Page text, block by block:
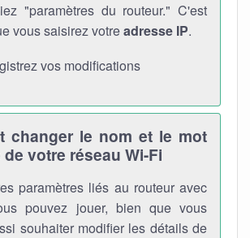
"paramètres du routeur." C'est
vous saisirez votreadresse IP.
vos modifications
changer le nom et le mot
votre réseau Wi-Fi
paramètres liés au routeur avec
pouvez jouer, bien que vous
souhaiter modifier les détails de